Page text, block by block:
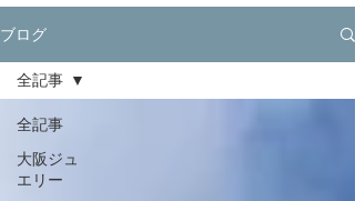
ブログ
全記事
大阪ジュ
エリー
全記事